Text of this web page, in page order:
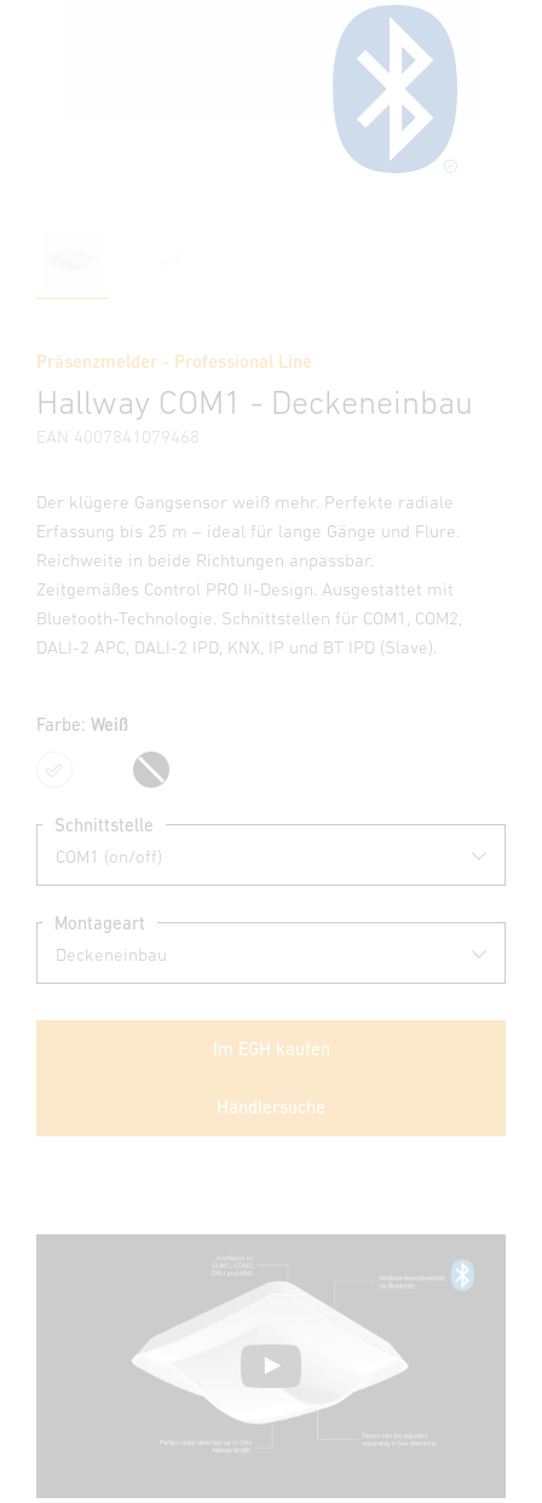
Präsenzmelder - Professional Line
Hallway COM1 - Deckeneinbau
EAN 4007841079468
Der klügere Gangsensor weiß mehr. Perfekte radiale
Erfassung bis 25 m – ideal für lange Gänge und Flure.
Reichweite in beide Richtungen anpassbar.
Zeitgemäßes Control PRO II-Design. Ausgestattet mit
Bluetooth-Technologie. Schnittstellen für COM1, COM2,
DALI-2 APC, DALI-2 IPD, KNX, IP und BT IPD (Slave).
Farbe: Weiß
Weiß Schwarz
Schnittstelle
Montageart
Im EGH kaufen
Händlersuche